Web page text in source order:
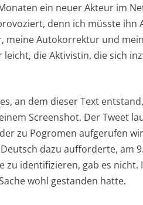
ein neuer Akteur im
denn ich müsste ihn
meine Autokorrektur und
leicht, die Aktivistin, die sich
an dem dieser Text
Screenshot. Der Tweet
zu Pogromen aufgerufen
dazu aufforderte, am
zu identifizieren, gab es
wohl gestanden hatte.